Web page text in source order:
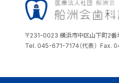
〒231-0023 横浜市中区山下町2番
Tel. 045-671-7174（代表） Fax.